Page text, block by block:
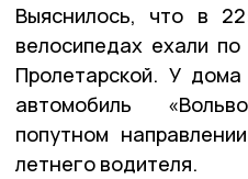
Выяснилось, что в
велосипедах ехали
Пролетарской. У
автомобиль
попутном
летнего водителя.